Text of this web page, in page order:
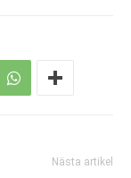
Nästa artikel